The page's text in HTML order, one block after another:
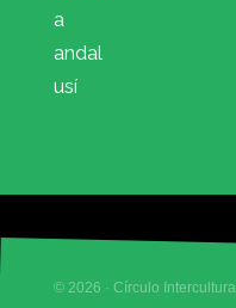
a
andal
usí
© 2026 · Círculo